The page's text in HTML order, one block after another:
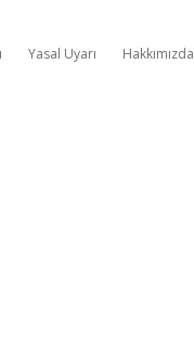
Yasal Uyarı Hakkımızda